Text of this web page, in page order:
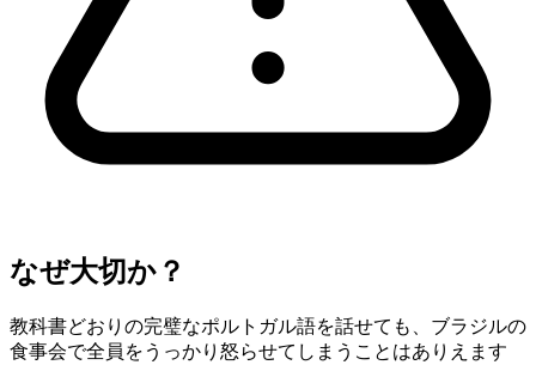
なぜ大切か？
教科書どおりの完璧なポルトガル語を話せても、ブラジルの
食事会で全員をうっかり怒らせてしまうことはありえます